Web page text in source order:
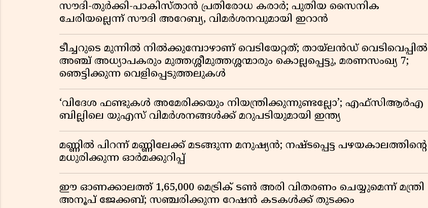
സൗദി-തുർക്കി-പാകിസ്താൻ പ്രതിരോധ കരാർ; പുതിയ സൈനിക
ചേരിയല്ലെന്ന് സൗദി അറേബ്യ, വിമർശനവുമായി ഇറാൻ
ടീച്ചറുടെ മുന്നിൽ നിൽക്കുമ്പോഴാണ് വെടിയേറ്റത്; തായ്‌ലൻഡ് വെടിവെപ്പിൽ
അഞ്ച് അധ്യാപകരും മുത്തശ്ശീമുത്തശ്ശന്മാരും കൊല്ലപ്പെട്ടു, മരണസംഖ്യ 7;
ഞെട്ടിക്കുന്ന വെളിപ്പെടുത്തലുകൾ
‘വിദേശ ഫണ്ടുകൾ അമേരിക്കയും നിയന്ത്രിക്കുന്നുണ്ടല്ലോ’; എഫ്സിആർഎ
ബില്ലിലെ യുഎസ് വിമർശനങ്ങൾക്ക് മറുപടിയുമായി ഇന്ത്യ
മണ്ണിൽ പിറന്ന് മണ്ണിലേക്ക് മടങ്ങുന്ന മനുഷ്യൻ; നഷ്ടപ്പെട്ട പഴയകാലത്തിൻ്റെ
മധുരിക്കുന്ന ഓർമക്കുറിപ്പ്
ഈ ഓണക്കാലത്ത് 1,65,000 മെട്രിക് ടൺ അരി വിതരണം ചെയ്യുമെന്ന് മന്ത്രി
അനൂപ് ജേക്കബ്; സഞ്ചരിക്കുന്ന റേഷൻ കടകൾക്ക് തുടക്കം